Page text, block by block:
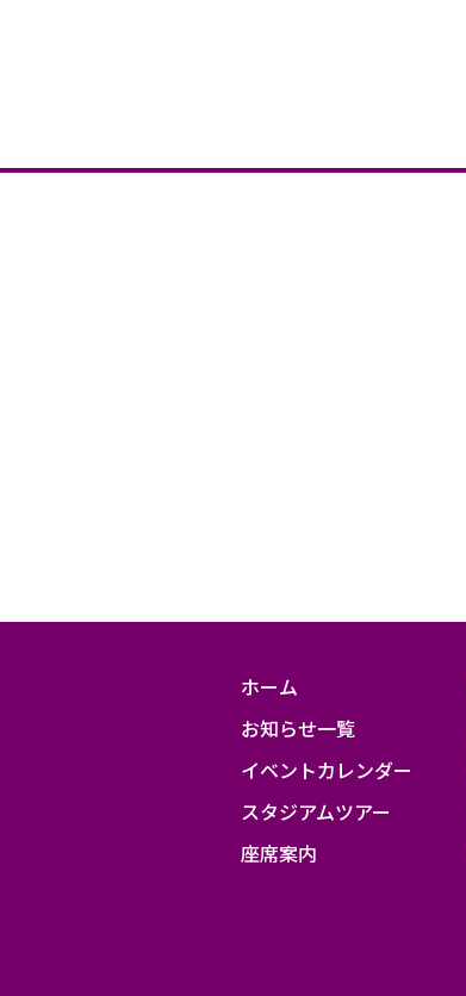
ホーム
お知らせ一覧
イベントカレンダー
スタジアムツアー
座席案内